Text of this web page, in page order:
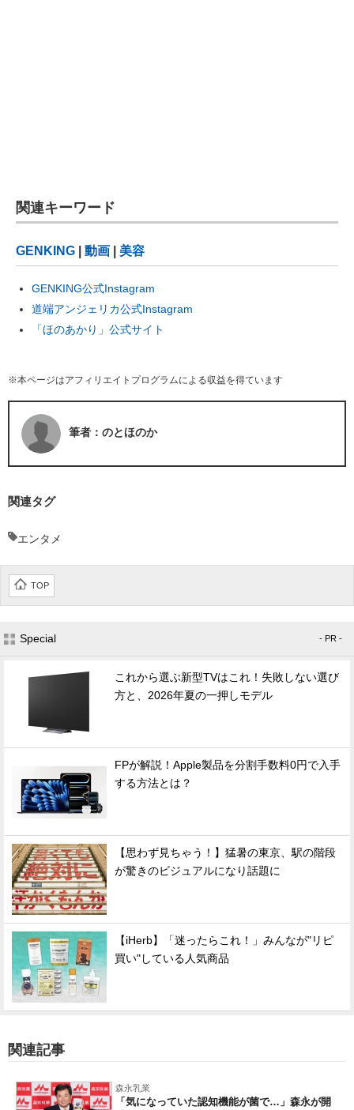
関連キーワード
GENKING 動画 美容
GENKING公式Instagram
道端アンジェリカ公式Instagram
「ほのあかり」公式サイト
※本ページはアフィリエイトプログラムによる収益を得ています
筆者：のとほのか
関連タグ
エンタメ
TOP
Special - PR -
これから選ぶ新型TVはこれ！失敗しない選び
方と、2026年夏の一押しモデル
FPが解説！Apple製品を分割手数料0円で入手
する方法とは？
【思わず見ちゃう！】猛暑の東京、駅の階段
が驚きのビジュアルになり話題に
【iHerb】「迷ったらこれ！」みんなが"リピ
買い"している人気商品
関連記事
森永乳業
「気になっていた認知機能が菌で…」森永が開